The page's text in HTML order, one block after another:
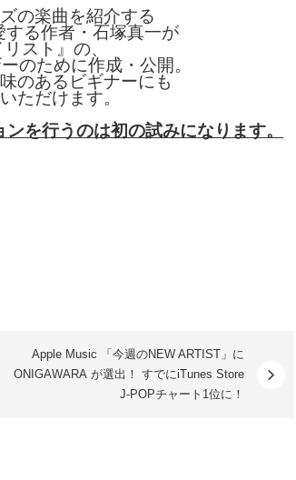
の楽曲を紹介する
する作者・石塚真一が
スト』の、
のために作成・公開。
のあるビギナーにも
ただけます。
ンを行うのは初の試みになります。
Apple Music 「今週のNEW ARTIST」に
ONIGAWARA が選出！ すでにiTunes Store
J-POPチャート1位に！